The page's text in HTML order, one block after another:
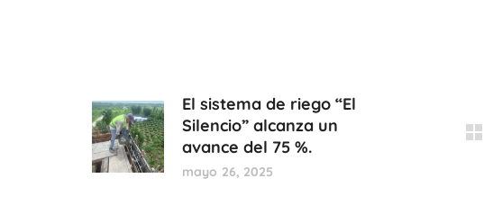
El sistema de riego “El
Silencio” alcanza un
avance del 75 %.
mayo 26, 2025